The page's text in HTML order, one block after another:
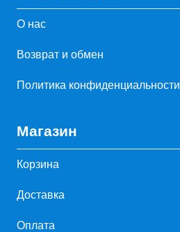
О нас
Возврат и обмен
Политика конфиденциальности
Магазин
Корзина
Доставка
Оплата